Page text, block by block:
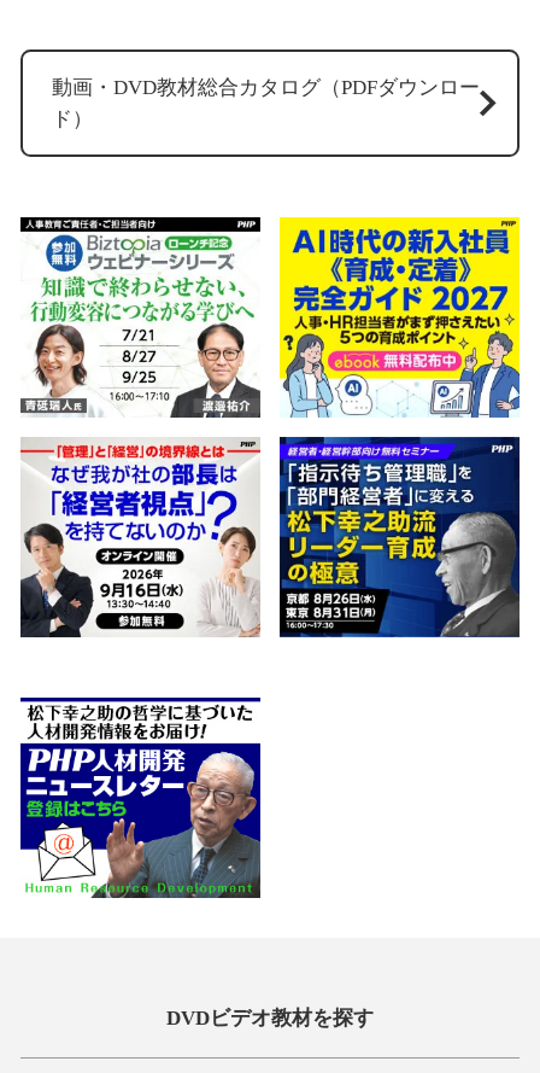
動画・DVD教材総合カタログ（PDFダウンロー
ド）
DVDビデオ教材を探す